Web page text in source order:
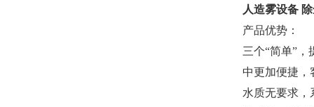
人造雾设备
产品优势：
三个“简单”
中更加便捷，
水质无要求，